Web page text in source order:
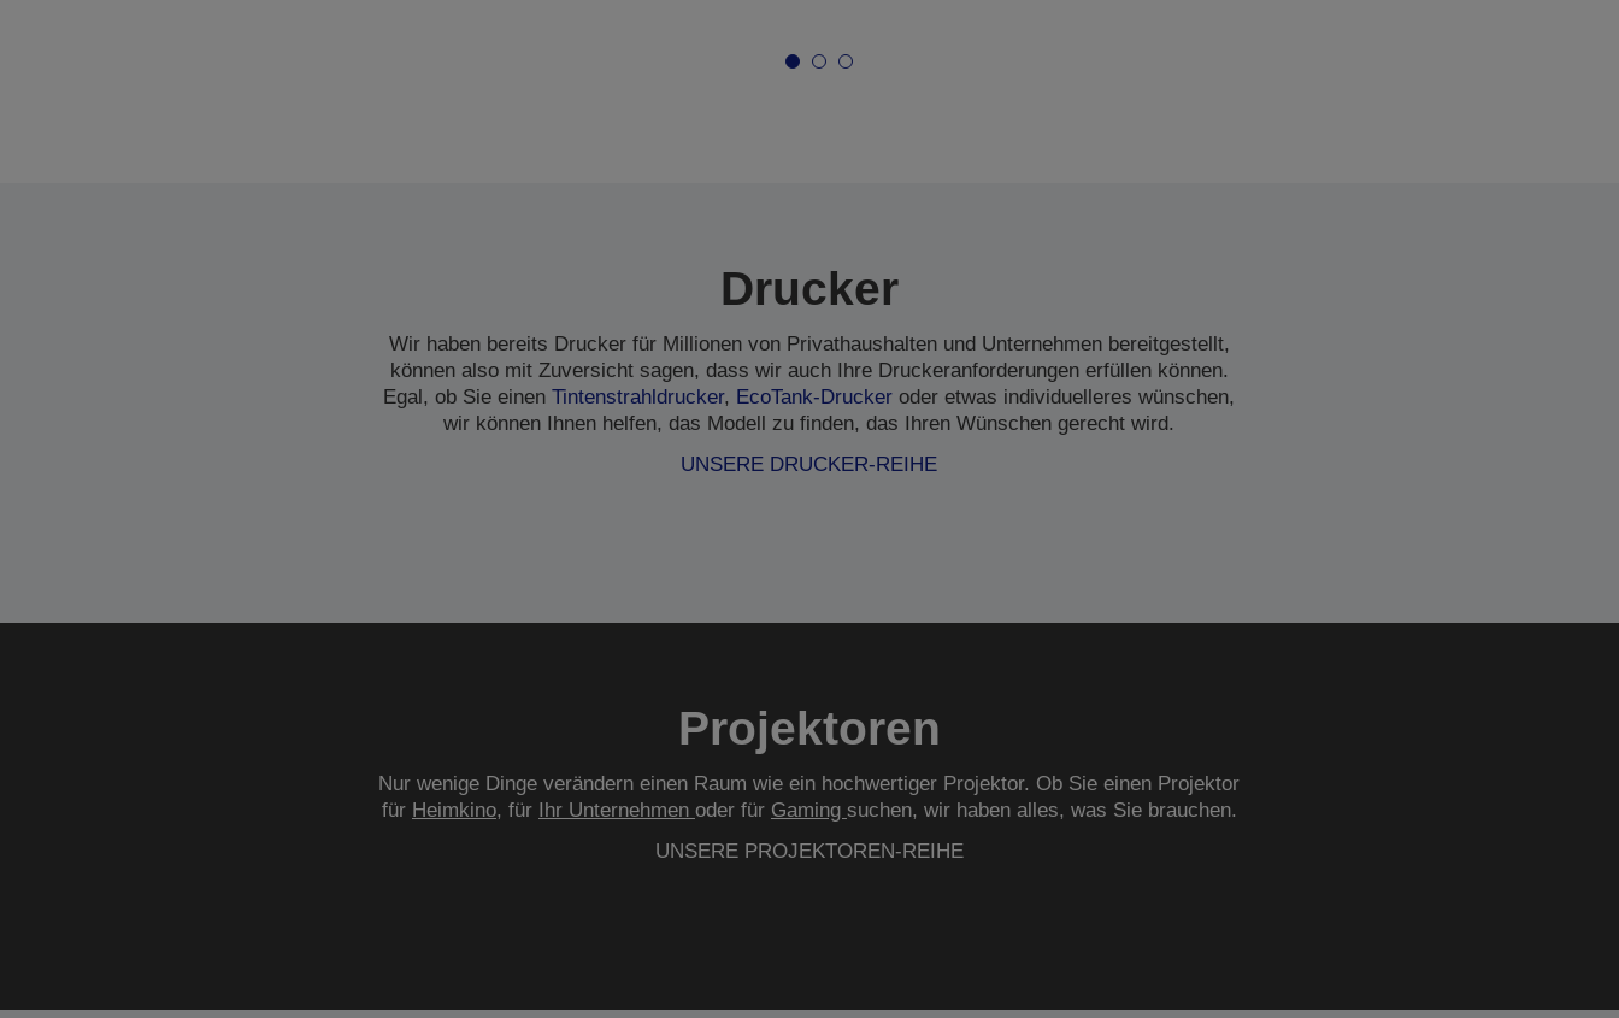
Drucker
Wir haben bereits Drucker für Millionen von Privathaushalten und Unternehmen bereitgestellt,
können also mit Zuversicht sagen, dass wir auch Ihre Druckeranforderungen erfüllen können.
Egal, ob Sie einenTintenstrahldrucker, EcoTank-Drucker oder etwas individuelleres wünschen,
wir können Ihnen helfen, das Modell zu finden, das Ihren Wünschen gerecht wird.
UNSERE DRUCKER-REIHE
Projektoren
Nur wenige Dinge verändern einen Raum wie ein hochwertiger Projektor. Ob Sie einen Projektor
für Heimkino, für Ihr Unternehmen oder für Gaming suchen, wir haben alles, was Sie brauchen.
UNSERE PROJEKTOREN-REIHE